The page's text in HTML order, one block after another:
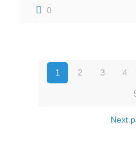
0
1 2 3 4
Next